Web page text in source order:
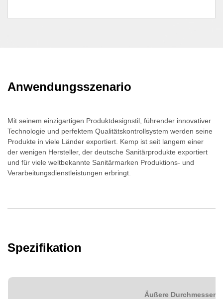
Anwendungsszenario
Mit seinem einzigartigen Produktdesignstil, führender innovativer
Technologie und perfektem Qualitätskontrollsystem werden seine
Produkte in viele Länder exportiert. Kemp ist seit langem einer
der wenigen Hersteller, der deutsche Sanitärprodukte exportiert
und für viele weltbekannte Sanitärmarken Produktions- und
Verarbeitungsdienstleistungen erbringt.
Spezifikation
Äußere Durchmesser